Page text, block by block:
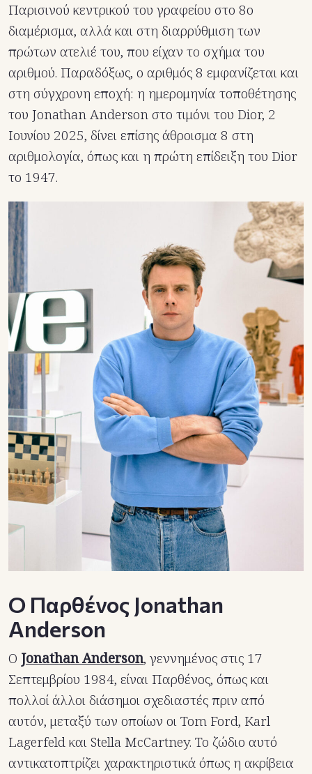
Παρισινού κεντρικού του γραφείου στο 8ο
διαμέρισμα, αλλά και στη διαρρύθμιση των
πρώτων ατελιέ του, που είχαν το σχήμα του
αριθμού. Παραδόξως, ο αριθμός 8 εμφανίζεται και
στη σύγχρονη εποχή: η ημερομηνία τοποθέτησης
του Jonathan Anderson στο τιμόνι του Dior, 2
Ιουνίου 2025, δίνει επίσης άθροισμα 8 στη
αριθμολογία, όπως και η πρώτη επίδειξη του Dior
το 1947.
Ο Παρθένος Jonathan
Anderson
Ο Jonathan Anderson, γεννημένος στις 17
Σεπτεμβρίου 1984, είναι Παρθένος, όπως και
πολλοί άλλοι διάσημοι σχεδιαστές πριν από
αυτόν, μεταξύ των οποίων οι Tom Ford, Karl
Lagerfeld και Stella McCartney. Το ζώδιο αυτό
αντικατοπτρίζει χαρακτηριστικά όπως η ακρίβεια